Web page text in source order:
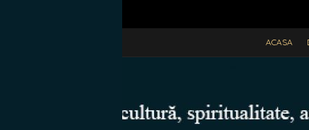
ACASA